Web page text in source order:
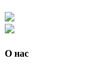
О нас